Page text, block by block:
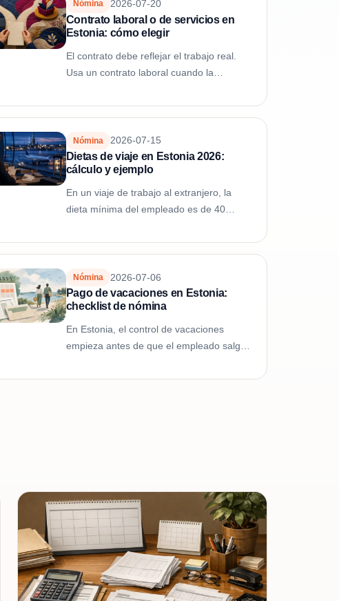
Nómina 2026-07-20
Contrato laboral o de servicios en
Estonia: cómo elegir
El contrato debe reflejar el trabajo real.
Usa un contrato laboral cuando la
forma de trabajar de una persona en un
Nómina 2026-07-15
Dietas de viaje en Estonia 2026:
cálculo y ejemplo
En un viaje de trabajo al extranjero, la
dieta mínima del empleado es de 40
durante los primeros 15 días computables
Nómina 2026-07-06
Pago de vacaciones en Estonia:
checklist de nómina
En Estonia, el control de vacaciones
empieza antes de que el empleado salga:
fecha de pago y base de cálculo. La